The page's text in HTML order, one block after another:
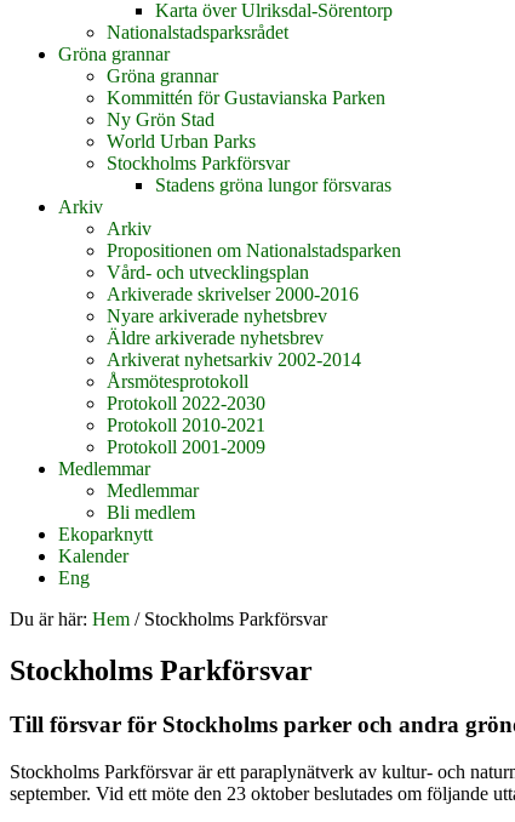
Karta över Ulriksdal-Sörentorp
Nationalstadsparksrådet
Gröna grannar
Gröna grannar
Kommittén för Gustavianska Parken
Ny Grön Stad
World Urban Parks
Stockholms Parkförsvar
Stadens gröna lungor försvaras
Arkiv
Arkiv
Propositionen om Nationalstadsparken
Vård- och utvecklingsplan
Arkiverade skrivelser 2000-2016
Nyare arkiverade nyhetsbrev
Äldre arkiverade nyhetsbrev
Arkiverat nyhetsarkiv 2002-2014
Årsmötesprotokoll
Protokoll 2022-2030
Protokoll 2010-2021
Protokoll 2001-2009
Medlemmar
Medlemmar
Bli medlem
Ekoparknytt
Kalender
Eng
Du är här: Hem /Stockholms Parkförsvar
Stockholms Parkförsvar
Till försvar för Stockholms parker och andra
Stockholms Parkförsvar är ett paraplynätverk av kultur- och
september. Vid ett möte den 23 oktober beslutades om följande